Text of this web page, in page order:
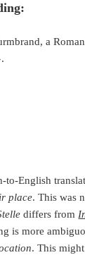
a
to-English
place. This was
differs from
is more
. This